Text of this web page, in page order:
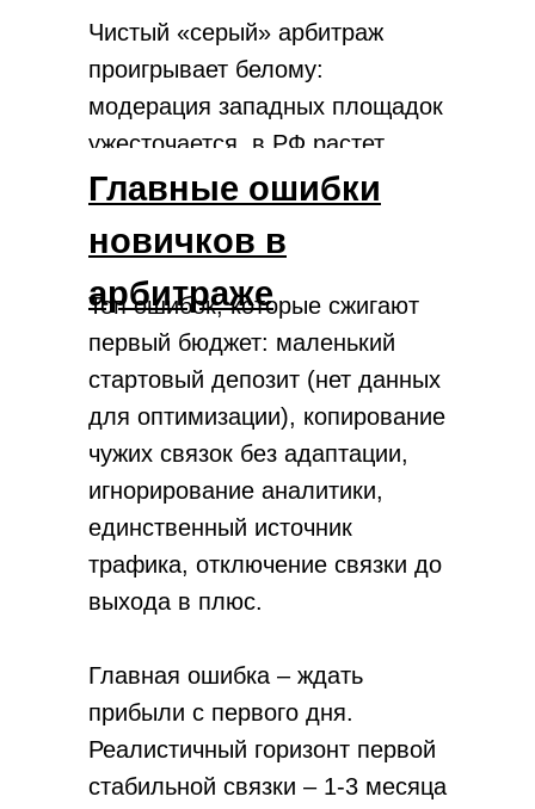
Чистый «серый» арбитраж
проигрывает белому:
модерация западных площадок
ужесточается, в РФ растет
внутренний рекламный рынок.
Главные ошибки
новичков в
арбитраже
Топ ошибок, которые сжигают
первый бюджет: маленький
стартовый депозит (нет данных
для оптимизации), копирование
чужих связок без адаптации,
игнорирование аналитики,
единственный источник
трафика, отключение связки до
выхода в плюс.
Главная ошибка – ждать
прибыли с первого дня.
Реалистичный горизонт первой
стабильной связки – 1-3 месяца